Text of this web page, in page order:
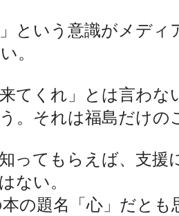
」という意識がメデ
。
てくれ」とは言わな
。それは福島だけ
ってもらえば、支援
ない。
の題名「心」だとも